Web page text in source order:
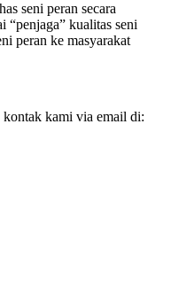
seni peran secara
kualitas seni
peran ke masyarakat
kami via email di: